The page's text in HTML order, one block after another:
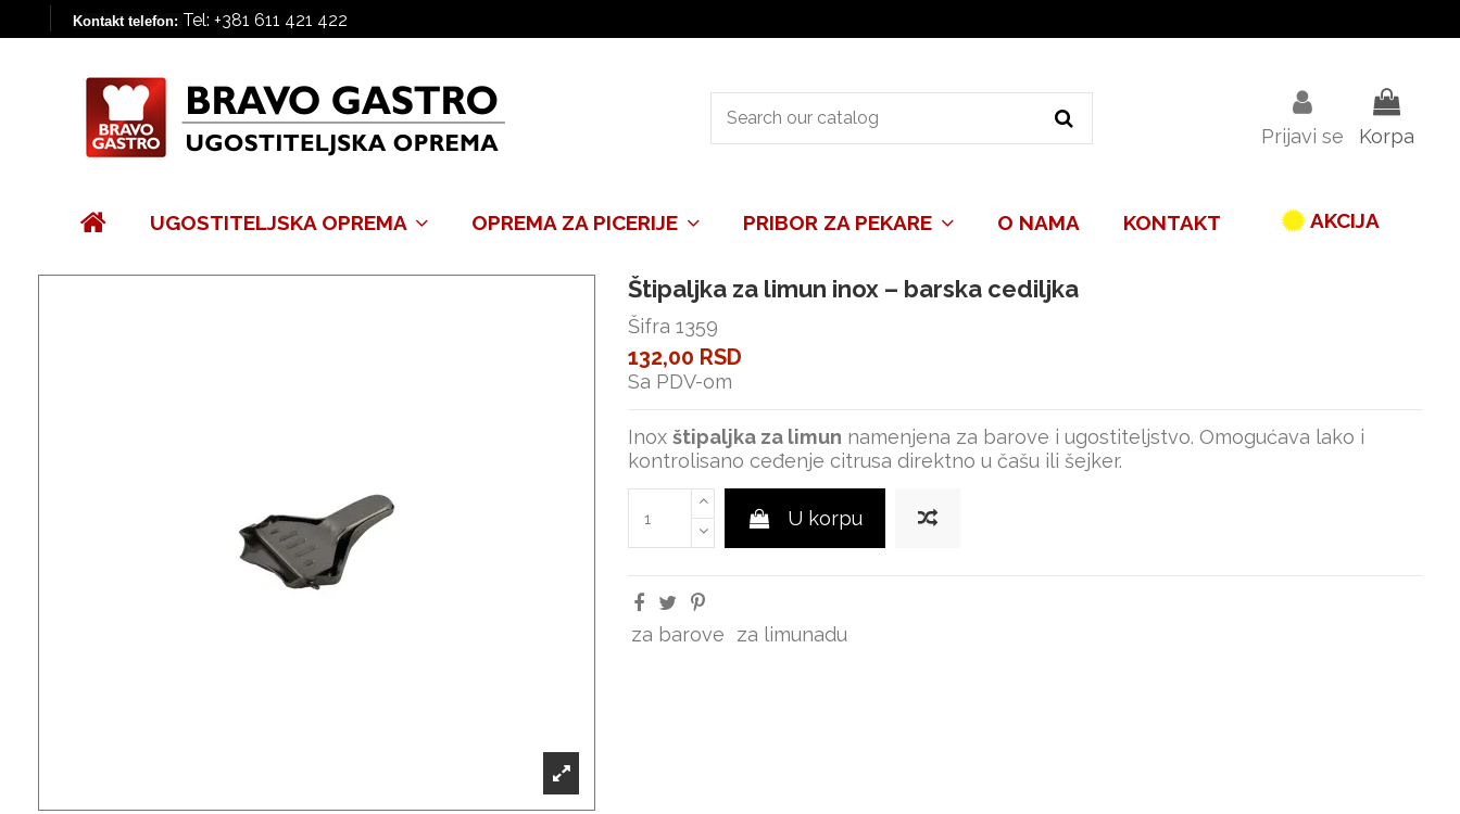
Kontakt telefon: Tel: +381 611 421 422
Prijavi se Korpa
UGOSTITELJSKA OPREMA OPREMA ZA PICERIJE PRIBOR ZA PEKARE O NAMA KONTAKT AKCIJA
Štipaljka za limun inox – barska cediljka
Šifra 1359
132,00 RSD
Sa PDV-om
Inoxštipaljka za limun namenjena za barove i ugostiteljstvo. Omogućava lako i
kontrolisano ceđenje citrusa direktno u čašu ili šejker.
U korpu
za barove za limunadu